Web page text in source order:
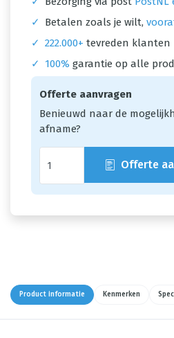
✓
Betalen zoals je wilt,
✓ 222.000+ tevreden klanten
✓
100% garantie op alle
Offerte aanvragen
Benieuwd naar de
afname?
Offerte
Product informatie Kenmerken